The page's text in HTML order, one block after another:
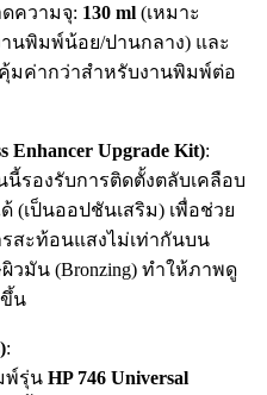
ความจุ: 130 ml (เหมาะ
นพิมพ์น้อย/ปานกลาง) และ
มค่ากว่าสำหรับงานพิมพ์ต่อ
Enhancer Upgrade Kit):
นี้รองรับการติดตั้งตลับเคลือบ
ด้ (เป็นออปชันเสริม) เพื่อช่วย
สะท้อนแสงไม่เท่ากันบน
วมัน (Bronzing) ทำให้ภาพดู
น
:
พ์รุ่น HP 746 Universal